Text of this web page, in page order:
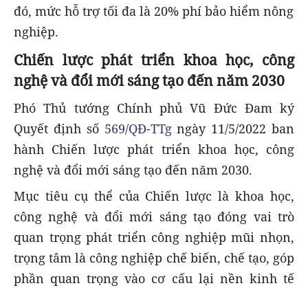
đó, mức hỗ trợ tối đa là 20% phí bảo hiểm nông
nghiệp.
Chiến lược phát triển khoa học, công
nghệ và đổi mới sáng tạo đến năm 2030
Phó Thủ tướng Chính phủ Vũ Đức Đam ký
Quyết định số 569/QĐ-TTgngày 11/5/2022 ban
hành Chiến lược phát triển khoa học, công
nghệ và đổi mới sáng tạo đến năm 2030.
Mục tiêu cụ thể của Chiến lược là khoa học,
công nghệ và đổi mới sáng tạo đóng vai trò
quan trọng phát triển công nghiệp mũi nhọn,
trọng tâm là công nghiệp chế biến, chế tạo, góp
phần quan trọng vào cơ cấu lại nền kinh tế